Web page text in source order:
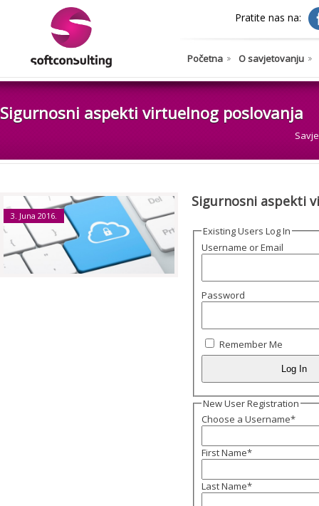
Pratite nas na:
Početna O savjetovanju
Sigurnosni aspekti virtuelnog poslovanja
3. Juna 2016.
Sigurnosni aspekti
Existing Users Log In
Username or Email
Password
Remember Me
New User Registration
Choose a Username*
First Name*
Last Name*